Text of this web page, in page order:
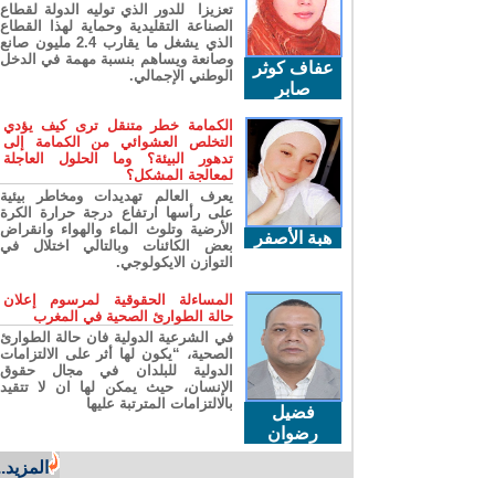
عفاف كوثر
صابر
تعزيزا للدور الذي توليه الدولة لقطاع
الصناعة التقليدية وحماية لهذا القطاع
الذي يشغل ما يقارب 2.4 مليون صانع
وصانعة ويساهم بنسبة مهمة في الدخل
الوطني الإجمالي.
هبة الأصفر
الكمامة خطر متنقل ترى كيف يؤدي
التخلص العشوائي من الكمامة إلى
تدهور البيئة؟ وما الحلول العاجلة
لمعالجة المشكل؟
يعرف العالم تهديدات ومخاطر بيئية
على رأسها ارتفاع درجة حرارة الكرة
الأرضية وتلوث الماء والهواء وانقراض
بعض الكائنات وبالتالي اختلال في
التوازن الايكولوجي.
فضيل
رضوان
المساءلة الحقوقية لمرسوم إعلان
حالة الطوارئ الصحية في المغرب
في الشرعية الدولية فان حالة الطوارئ
الصحية، “يكون لها أثر على الالتزامات
الدولية للبلدان في مجال حقوق
الإنسان، حيث يمكن لها ان لا تتقيد
بالالتزامات المترتبة عليها
المزيد...